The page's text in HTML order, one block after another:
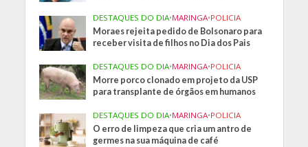
DESTAQUES DO DIA•MARINGA•POLICIA
Moraes rejeita pedido de Bolsonaro para
receber visita de filhos no Dia dos Pais
DESTAQUES DO DIA•MARINGA•POLICIA
Morre porco clonado em projeto da USP
para transplante de órgãos em humanos
DESTAQUES DO DIA•MARINGA•POLICIA
O erro de limpeza que cria um antro de
germes na sua máquina de café